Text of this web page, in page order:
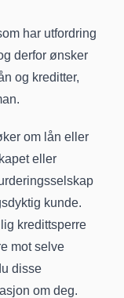
har utfordring
derfor ønsker
og kreditter,
om lån eller
eller
kunde.
kredittsperre
mot selve
disse
om deg.